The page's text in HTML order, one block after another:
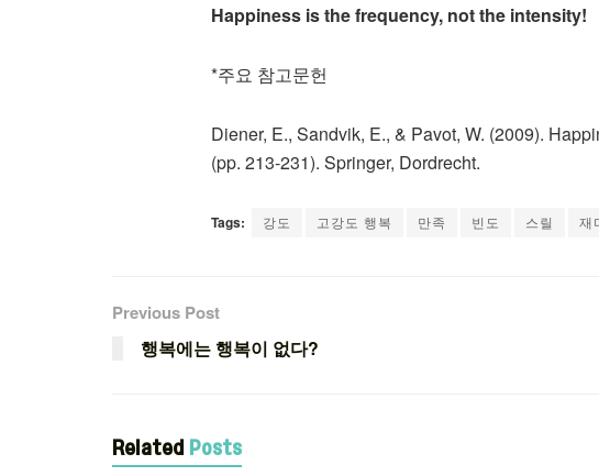
Happiness is the frequency, not the intensity!
*주요 참고문헌
Diener, E., Sandvik, E., & Pavot, W. (2009).
(pp. 213-231). Springer, Dordrecht.
Tags: 강도 고강도 행복 만족 빈도 스릴 재
Previous Post
행복에는 행복이 없다?
Related Posts